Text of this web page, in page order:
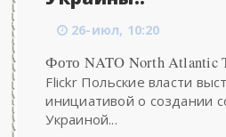
26-июл, 10:20
Фото NATO North Atlantic
Flickr Польские власти
инициативой о создании
Украиной...